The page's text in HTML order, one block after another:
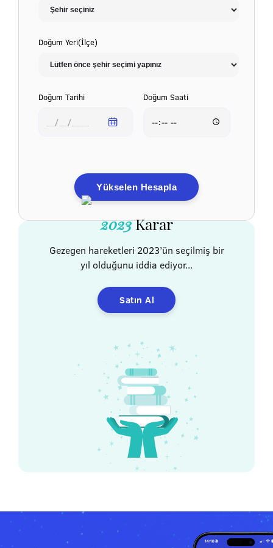
Doğum Yeri(İlçe)
Doğum Tarihi Doğum Saati
Yükselen Hesapla
2023Karar
Gezegen hareketleri 2023’ün seçilmiş bir
yıl olduğunu iddia ediyor...
Satın Al